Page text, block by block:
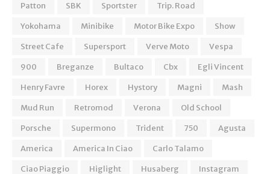
Patton
SBK Sportster
Trip. Road
Yokohama
Minibike Motor Bike Expo
Show
Street Cafe
Supersport Verve Moto
Vespa
900
Breganze Bultaco Cbx
Egli Vincent
Henry Favre
Horex Hystory Magni
Mash
Mud Run
Retromod Verona
Old School
Porsche
Supermono Trident 750
Agusta
America
America In Ciao
Carlo Talamo
Ciao Piaggio
Higlight Husaberg
Instagram